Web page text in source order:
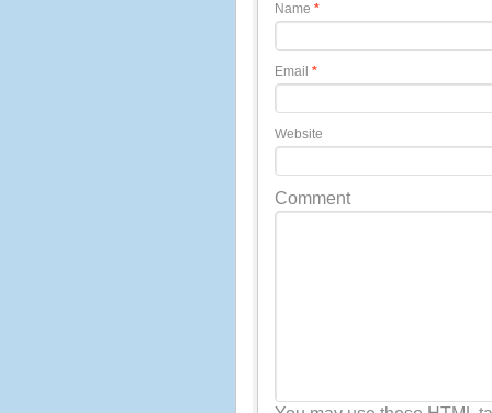
Name*
Email*
Website
Comment